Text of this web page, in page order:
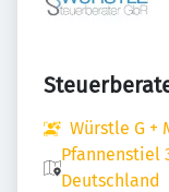
Würstle G +
Pfannenstiel
Deutschland